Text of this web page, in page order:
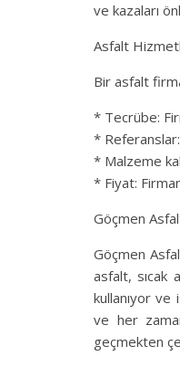
ve kazaları
Asfalt
Bir asfalt
* Tecrübe:
*
* Malzeme
* Fiyat:
Göçmen
Göçmen
asfalt, sıcak
kullanıyor ve
ve her
geçmekten